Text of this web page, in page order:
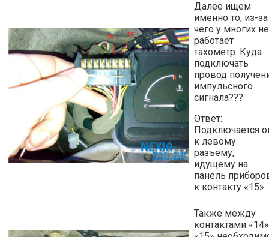
Далее ищем
именно то, из-за
чего у многих не
работает
тахометр. Куда
подключать
провод
импульсного
сигнала???
Ответ:
Подключается
к левому
разъему,
идущему на
панель
к контакту «15»
Также между
контактами